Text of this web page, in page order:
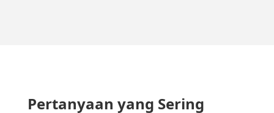
Pertanyaan yang Sering